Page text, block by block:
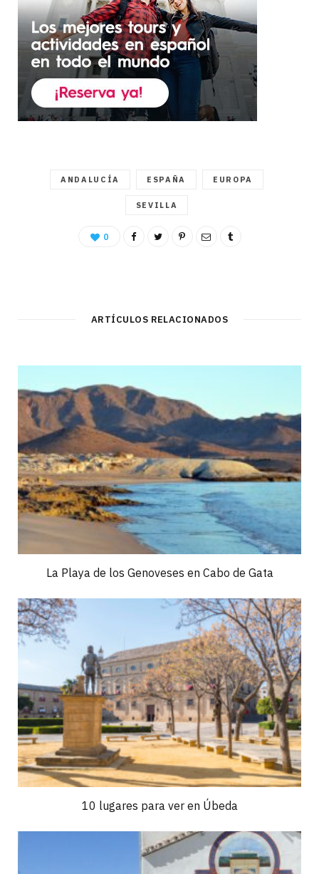
ANDALUCÍA ESPAÑA EUROPA
SEVILLA
0
ARTÍCULOS RELACIONADOS
La Playa de los Genoveses en Cabo de Gata
10 lugares para ver en Úbeda